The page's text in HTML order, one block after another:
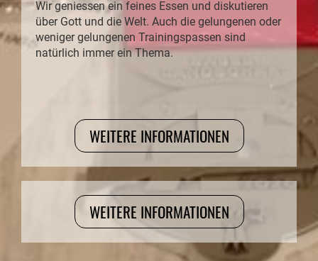
Wir geniessen ein feines Essen und diskutieren
über Gott und die Welt. Auch die gelungenen oder
weniger gelungenen Trainingspassen sind
natürlich immer ein Thema.
WEITERE INFORMATIONEN
WEITERE INFORMATIONEN